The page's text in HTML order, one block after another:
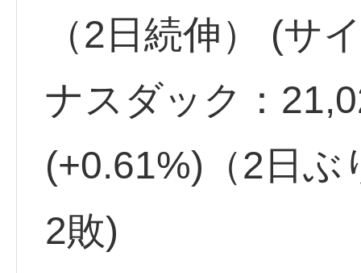
（2日続伸） (サ
ナスダック：
(+0.61%)（2日ぶ
2敗)